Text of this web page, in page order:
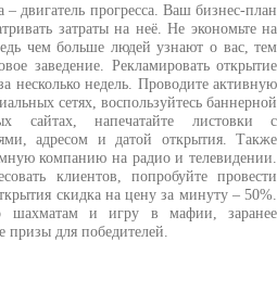
– двигатель прогресса. Ваш бизнес-план
затраты на неё. Не экономьте на
чем больше людей узнают о вас, тем
заведение. Рекламировать открытие
несколько недель. Проводите активную
сетях, воспользуйтесь баннерной
сайтах, напечатайте листовки с
адресом и датой открытия. Также
компанию на радио и телевидении.
клиентов, попробуйте провести
скидка на цену за минуту – 50%.
шахматам и игру в мафии, заранее
призы для победителей.